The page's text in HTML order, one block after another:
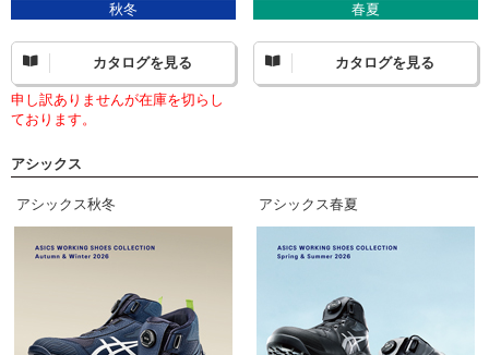
秋冬
カタログを見る
申し訳ありませんが在庫を切らし
ております。
春夏
カタログを見る
アシックス
アシックス秋冬 アシックス春夏